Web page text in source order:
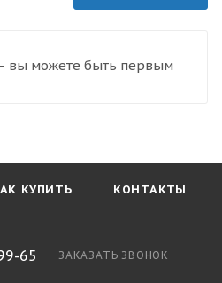
вы можете быть первым
КУПИТЬ КОНТАКТЫ
65 ЗАКАЗАТЬ ЗВОНОК